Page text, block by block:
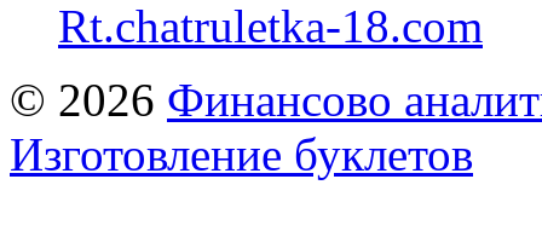
Rt.chatruletka-18.com
© 2026 Финансово
Изготовление буклетов